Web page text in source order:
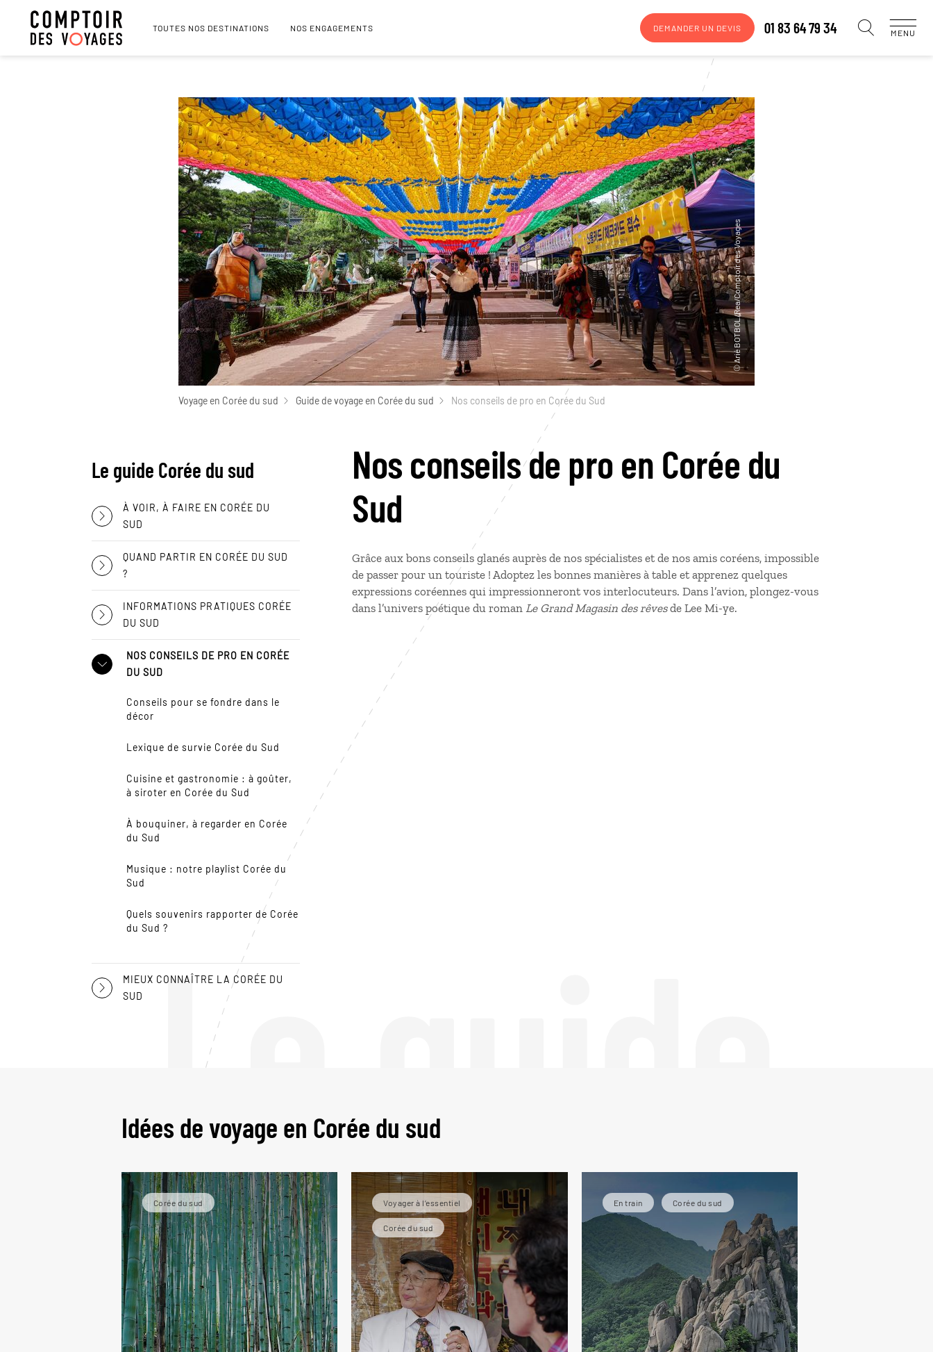
TOUTES NOS DESTINATIONS NOS ENGAGEMENTS DEMANDER UN DEVIS 01 83 64 79 34 MENU
Voyage en Corée du sud Guide de voyage en Corée du sud Nos conseils de pro en Corée du Sud
Le guide
Le guide Corée du sud
À VOIR, À FAIRE EN CORÉE DU
SUD
QUAND PARTIR EN CORÉE DU SUD
?
INFORMATIONS PRATIQUES CORÉE
DU SUD
NOS CONSEILS DE PRO EN CORÉE
DU SUD
Conseils pour se fondre dans le
décor
Lexique de survie Corée du Sud
Cuisine et gastronomie : à goûter,
à siroter en Corée du Sud
À bouquiner, à regarder en Corée
du Sud
Musique : notre playlist Corée du
Sud
Quels souvenirs rapporter de Corée
du Sud ?
MIEUX CONNAÎTRE LA CORÉE DU
SUD
Nos conseils de pro en Corée du
Sud
Grâce aux bons conseils glanés auprès de nos spécialistes et de nos amis coréens, impossible
de passer pour un touriste ! Adoptez les bonnes manières à table et apprenez quelques
expressions coréennes qui impressionneront vos interlocuteurs. Dans l’avion, plongez-vous
dans l’univers poétique du roman Le Grand Magasin des rêvesde Lee Mi-ye.
Idées de voyage en Corée du sud
Corée du sud Voyager à l’essentiel
Corée du sud
En train Corée du sud